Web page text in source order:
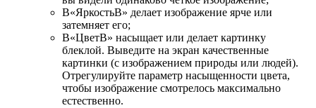
В«ЯркостьВ» делает изображение ярче или
затемняет его;
В«ЦветВ» насыщает или делает картинку
блеклой. Выведите на экран качественные
картинки (с изображением природы или людей).
Отрегулируйте параметр насыщенности цвета,
чтобы изображение смотрелось максимально
естественно.